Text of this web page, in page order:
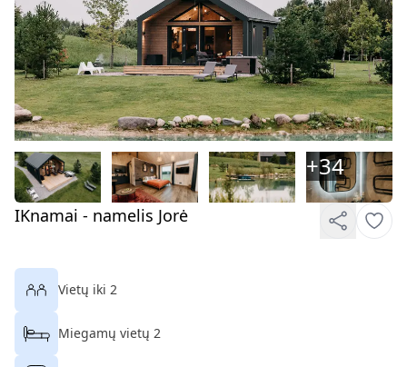
IKnamai - namelis Jorė
+34
Vietų iki 2
Miegamų vietų 2